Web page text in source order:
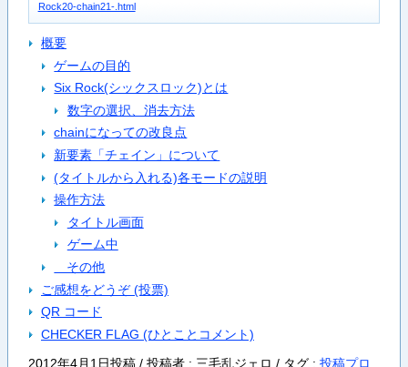
Rock20-chain21-.html
概要
ゲームの目的
Six Rock(シックスロック)とは
数字の選択、消去方法
chainになっての改良点
新要素「チェイン」について
(タイトルから入れる)各モードの説明
操作方法
タイトル画面
ゲーム中
その他
ご感想をどうぞ (投票)
QR コード
CHECKER FLAG (ひとことコメント)
2012年4月1日投稿 / 投稿者 : 三毛乱ジェロ / タグ : 投稿プロ